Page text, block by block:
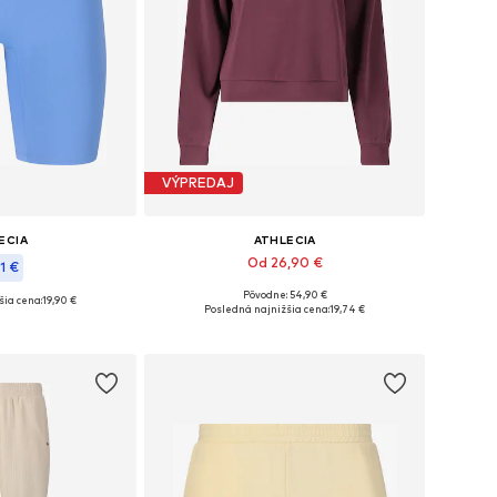
€
XS, M-L
cena:19,90 €
VÝPREDAJ
ATHLECIA
Od 26,90 €
Dostupné v mnohých veľkostiach
Pôvodne: 54,90 €
Posledná najnižšia cena:19,74 €